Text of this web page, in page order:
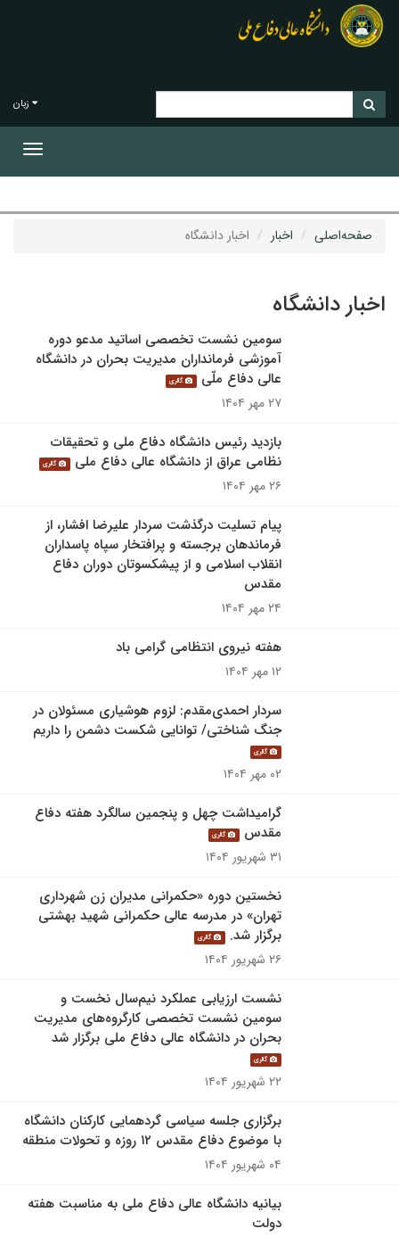
زبان
صفحه‌اصلی اخبار اخبار دانشگاه
اخبار دانشگاه
سومین نشست تخصصی اساتید مدعو دوره
آموزشی فرمانداران مدیریت بحران در دانشگاه
عالی دفاع ملّی
گالری
۲۷ مهر ۱۴۰۴
بازدید رئیس دانشگاه دفاع ملی و تحقیقات
نظامی عراق از دانشگاه عالی دفاع ملی
گالری
۲۶ مهر ۱۴۰۴
پیام تسلیت درگذشت سردار علیرضا افشار، از
فرماندهان برجسته و پرافتخار سپاه پاسداران
انقلاب اسلامی و از پیشکسوتان دوران دفاع
مقدس
۲۴ مهر ۱۴۰۴
هفته نیروی انتظامی گرامی باد
۱۲ مهر ۱۴۰۴
سردار احمدی‌مقدم: لزوم هوشیاری مسئولان در
جنگ شناختی/ توانایی شکست دشمن را داریم
گالری
۰۲ مهر ۱۴۰۴
گرامیداشت چهل و پنجمین سالگرد هفته دفاع
مقدس
گالری
۳۱ شهریور ۱۴۰۴
نخستین دوره «حکمرانی مدیران زن شهرداری
تهران» در مدرسه عالی حکمرانی شهید بهشتی
برگزار شد.
گالری
۲۶ شهریور ۱۴۰۴
نشست ارزیابی عملکرد نیم‌سال نخست و
سومین نشست تخصصی کارگروه‌های مدیریت
بحران در دانشگاه عالی دفاع ملی برگزار شد
گالری
۲۲ شهریور ۱۴۰۴
برگزاری جلسه سیاسی گردهمایی کارکنان دانشگاه
با موضوع دفاع مقدس ۱۲ روزه و تحولات منطقه
۰۴ شهریور ۱۴۰۴
بیانیه دانشگاه عالی دفاع ملی به مناسبت هفته
دولت